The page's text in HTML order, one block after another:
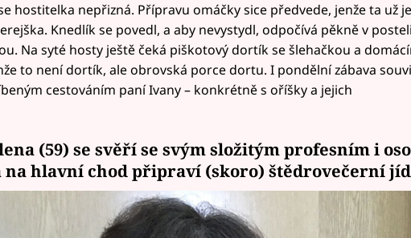
hostitelka nepřizná. Přípravu omáčky sice předvede, jenže ta už je
Knedlík se povedl, a aby nevystydl, odpočívá pěkně v posteli
Na syté hosty ještě čeká piškotový dortík se šlehačkou a
to není dortík, ale obrovská porce dortu. I pondělní zábava
cestováním paní Ivany – konkrétně s oříšky a jejich
(59) se svěří se svým složitým profesním i
na hlavní chod připraví (skoro) štědrovečerní